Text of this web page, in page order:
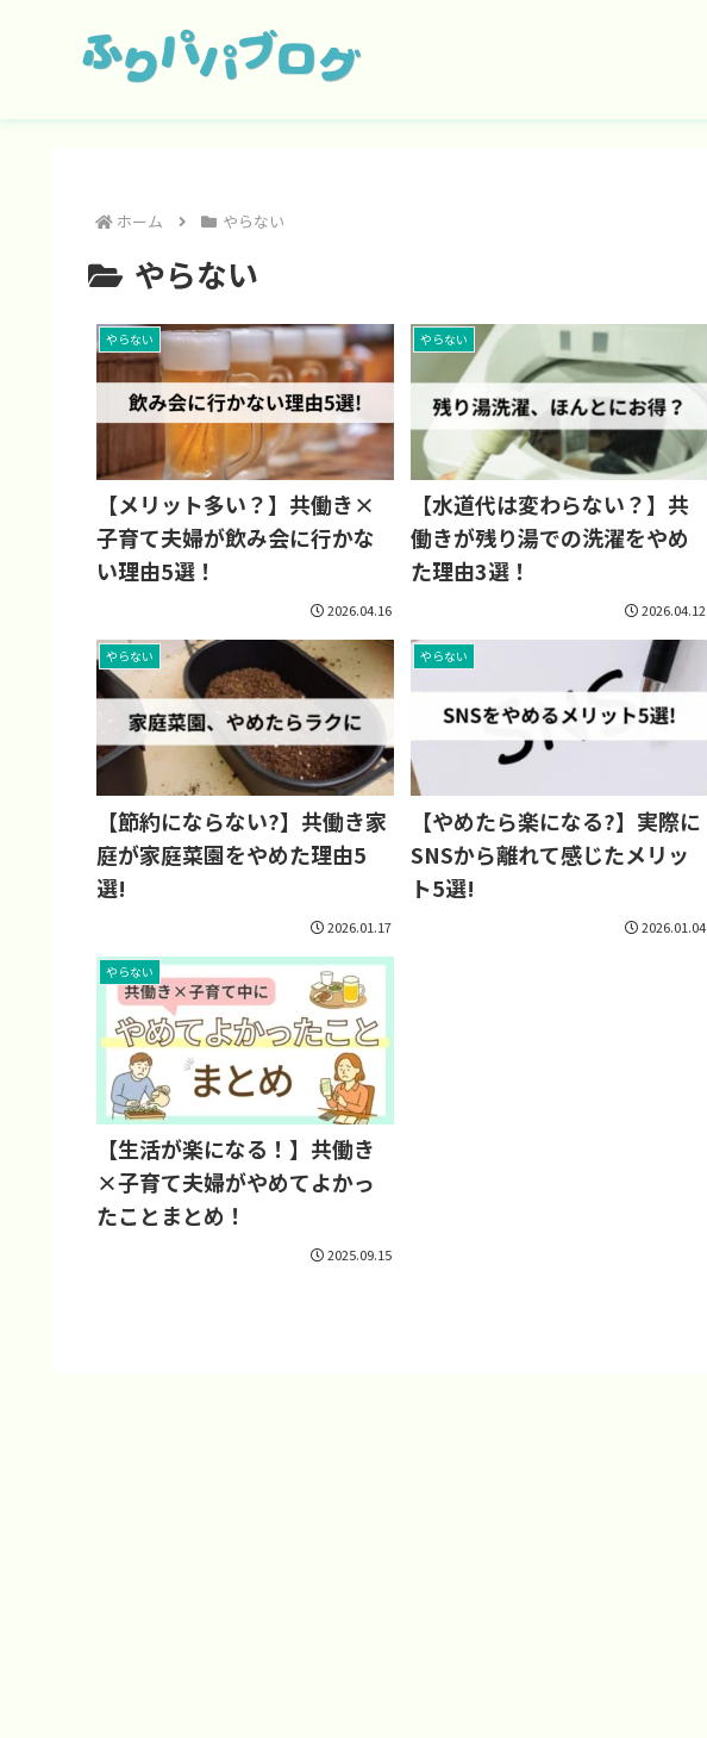
ホーム やらない
やらない
やらない
【メリット多い？】共働き×
子育て夫婦が飲み会に行かな
い理由5選！
2026.04.16
やらない
【水道代は変わらない？】共
働きが残り湯での洗濯をやめ
た理由3選！
2026.04.12
やらない
【節約にならない?】共働き家
庭が家庭菜園をやめた理由5
選!
2026.01.17
やらない
【やめたら楽になる?】実際に
SNSから離れて感じたメリッ
ト5選!
2026.01.04
やらない
【生活が楽になる！】共働き
×子育て夫婦がやめてよかっ
たことまとめ！
2025.09.15